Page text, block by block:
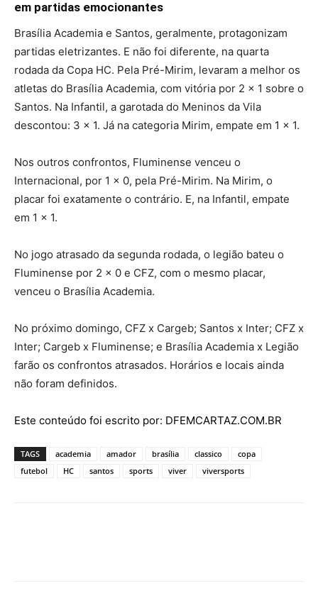
em partidas emocionantes
Brasília Academia e Santos, geralmente, protagonizam
partidas eletrizantes. E não foi diferente, na quarta
rodada da Copa HC. Pela Pré-Mirim, levaram a melhor os
atletas do Brasília Academia, com vitória por 2 x 1 sobre o
Santos. Na Infantil, a garotada do Meninos da Vila
descontou: 3 x 1. Já na categoria Mirim, empate em 1 x 1.
Nos outros confrontos, Fluminense venceu o
Internacional, por 1 x 0, pela Pré-Mirim. Na Mirim, o
placar foi exatamente o contrário. E, na Infantil, empate
em 1 x 1.
No jogo atrasado da segunda rodada, o legião bateu o
Fluminense por 2 x 0 e CFZ, com o mesmo placar,
venceu o Brasília Academia.
No próximo domingo, CFZ x Cargeb; Santos x Inter; CFZ x
Inter; Cargeb x Fluminense; e Brasília Academia x Legião
farão os confrontos atrasados. Horários e locais ainda
não foram definidos.
Este conteúdo foi escrito por: DFEMCARTAZ.COM.BR
TAGS academia amador brasília classico
copa
futebol
HC santos sports viver viversports